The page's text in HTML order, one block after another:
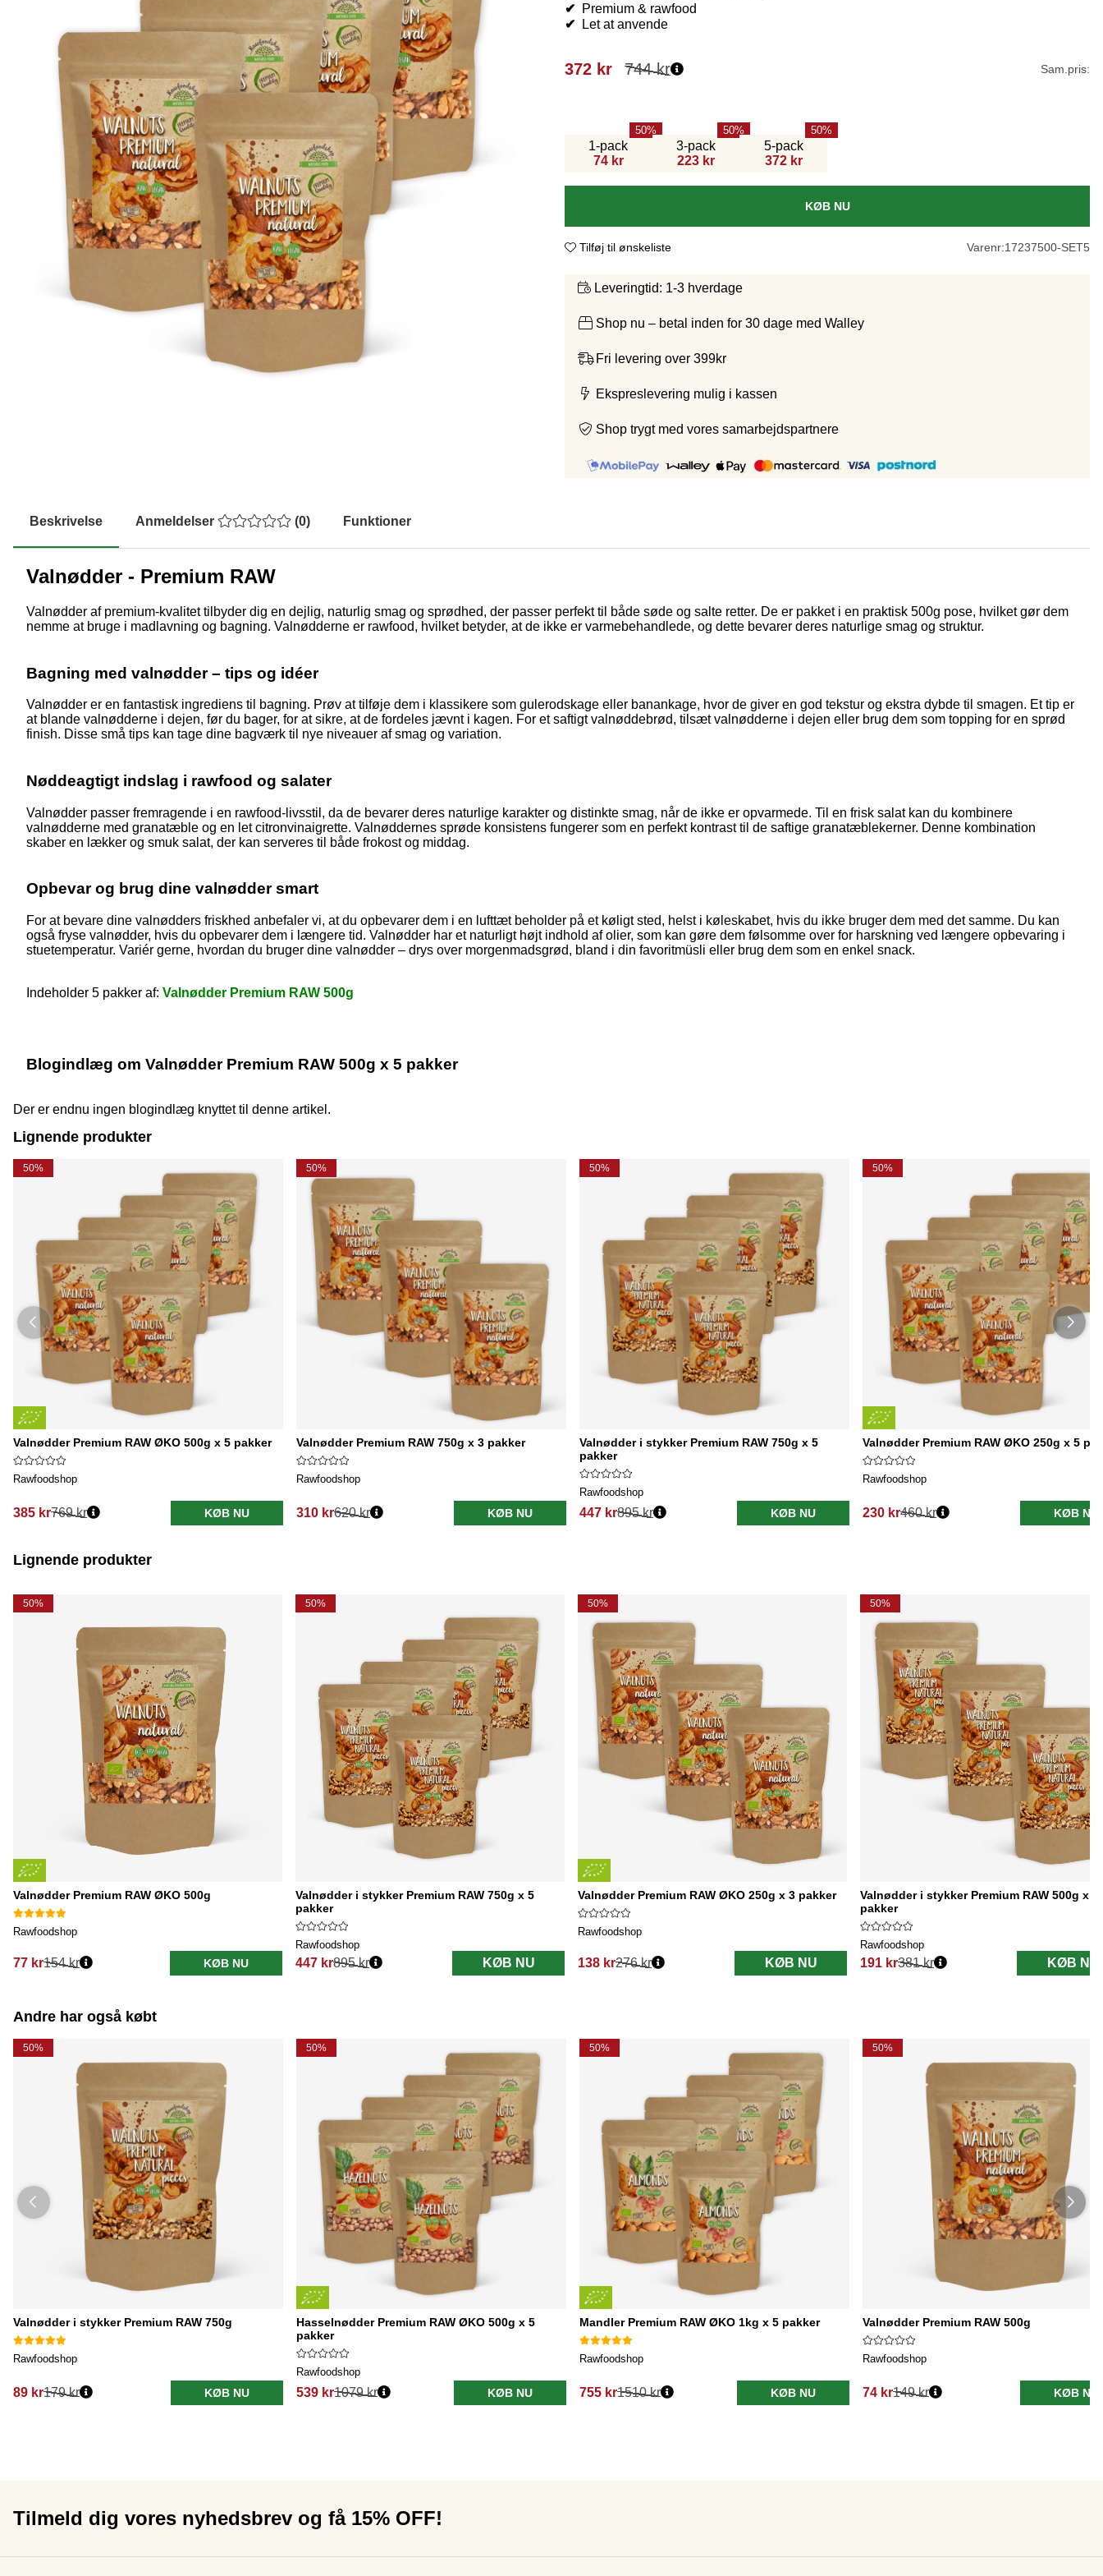
✔
Premium & rawfood
✔
Let at anvende
744kr
372 kr Sam.pris:
1-pack
74 kr
50
3-pack
223 kr
50
5-pack
372 kr
50
KØB NU
Tilføj til ønskeliste Varenr:17237500-SET5
Leveringtid: 1-3 hverdage
Shop nu – betal inden for 30 dage med Walley
Fri levering over 399kr
Ekspreslevering mulig i kassen
Shop trygt med vores samarbejdspartnere
Beskrivelse Anmeldelser (0) Funktioner
Valnødder - Premium RAW
Valnødder af premium-kvalitet tilbyder dig en dejlig, naturlig smag og sprødhed, der passer perfekt til både søde og salte retter. De er pakket i en praktisk 500g pose, hvilket gør dem
nemme at bruge i madlavning og bagning. Valnødderne er rawfood, hvilket betyder, at de ikke er varmebehandlede, og dette bevarer deres naturlige smag og struktur.
Bagning med valnødder – tips og idéer
Valnødder er en fantastisk ingrediens til bagning. Prøv at tilføje dem i klassikere som gulerodskage eller banankage, hvor de giver en god tekstur og ekstra dybde til smagen. Et tip er
at blande valnødderne i dejen, før du bager, for at sikre, at de fordeles jævnt i kagen. For et saftigt valnøddebrød, tilsæt valnødderne i dejen eller brug dem som topping for en sprød
finish. Disse små tips kan tage dine bagværk til nye niveauer af smag og variation.
Nøddeagtigt indslag i rawfood og salater
Valnødder passer fremragende i en rawfood-livsstil, da de bevarer deres naturlige karakter og distinkte smag, når de ikke er opvarmede. Til en frisk salat kan du kombinere
valnødderne med granatæble og en let citronvinaigrette. Valnøddernes sprøde konsistens fungerer som en perfekt kontrast til de saftige granatæblekerner. Denne kombination
skaber en lækker og smuk salat, der kan serveres til både frokost og middag.
Opbevar og brug dine valnødder smart
For at bevare dine valnødders friskhed anbefaler vi, at du opbevarer dem i en lufttæt beholder på et køligt sted, helst i køleskabet, hvis du ikke bruger dem med det samme. Du kan
også fryse valnødder, hvis du opbevarer dem i længere tid. Valnødder har et naturligt højt indhold af olier, som kan gøre dem følsomme over for harskning ved længere opbevaring i
stuetemperatur. Variér gerne, hvordan du bruger dine valnødder – drys over morgenmadsgrød, bland i din favoritmüsli eller brug dem som en enkel snack.
Indeholder 5 pakker af: Valnødder Premium RAW 500g
Blogindlæg om Valnødder Premium RAW 500g x 5 pakker
Der er endnu ingen blogindlæg knyttet til denne artikel.
Lignende produkter
50%
Valnødder Premium RAW ØKO 500g x 5 pakker
Rawfoodshop
385 kr769 kr KØB NU
50%
Valnødder Premium RAW 750g x 3 pakker
Rawfoodshop
310 kr620 kr KØB NU
50%
Valnødder i stykker Premium RAW 750g x 5
pakker
Rawfoodshop
447 kr895 kr KØB NU
50%
Valnødder Premium RAW ØKO 250g x 5
Rawfoodshop
230 kr460 kr KØB NU
Lignende produkter
50%
Valnødder Premium RAW ØKO 500g
Rawfoodshop
77 kr
Normalpris:
154 kr KØB NU
50%
Valnødder i stykker Premium RAW 750g x 5
pakker
Rawfoodshop
447 kr
Normalpris:
895 kr KØB NU
50%
Valnødder Premium RAW ØKO 250g x 3 pakker
Rawfoodshop
138 kr
Normalpris:
276 kr KØB NU
50%
Valnødder i stykker Premium RAW 500g x 3
pakker
Rawfoodshop
191 kr
Normalpris:
381 kr KØB NU
Andre har også købt
50%
Valnødder i stykker Premium RAW 750g
Rawfoodshop
89 kr179 kr KØB NU
50%
Hasselnødder Premium RAW ØKO 500g x 5
pakker
Rawfoodshop
539 kr1079 kr KØB NU
50%
Mandler Premium RAW ØKO 1kg x 5 pakker
Rawfoodshop
755 kr1510 kr KØB NU
50%
Valnødder Premium RAW 500g
Rawfoodshop
74 kr149 kr KØB NU
Tilmeld dig vores nyhedsbrev og få 15% OFF!